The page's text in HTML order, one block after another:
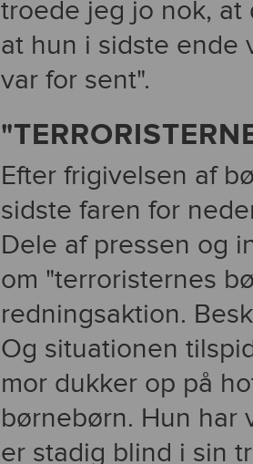
troede jeg jo nok, at
at hun i sidste ende
var for sent".
Efter frigivelsen af
sidste faren for
Dele af pressen og
om "terroristernes
redningsaktion.
Og situationen
mor dukker op på
børnebørn. Hun har
er stadig blind i sin